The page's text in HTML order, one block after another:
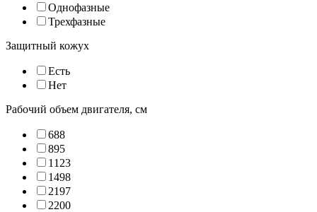
Однофазные
Трехфазные
Защитный кожух
Есть
Нет
Рабочий объем двигателя, см
688
895
1123
1498
2197
2200